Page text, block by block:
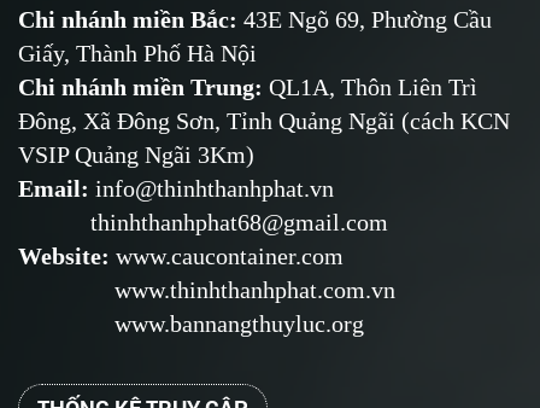
Chi nhánh miền Bắc: 43E Ngõ 69, Phường Cầu
Giấy, Thành Phố Hà Nội
Chi nhánh miền Trung: QL1A, Thôn Liên Trì
Đông, Xã Đông Sơn, Tỉnh Quảng Ngãi (cách KCN
VSIP Quảng Ngãi 3Km)
Email: info@thinhthanhphat.vn
thinhthanhphat68@gmail.com
Website: www.caucontainer.com
www.thinhthanhphat.com.vn
www.bannangthuyluc.org